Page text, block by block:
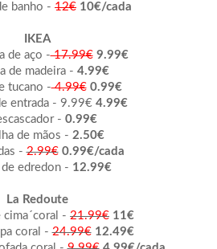
banho - 12€ 10€/cada
IKEA
de aço -17.99€9.99€
de madeira - 4.99€
tucano -4.99€ 0.99€
entrada - 9.99€ 4.99€
- 0.99€
de mãos - 2.50€
-2.99€ 0.99€/cada
de edredon - 12.99€
La Redoute
cima´coral - 21.99€ 11€
coral -24.99€ 12.49€